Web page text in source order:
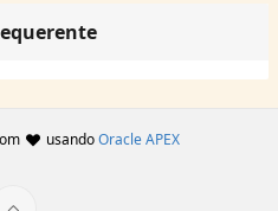
usandoOracle APEX